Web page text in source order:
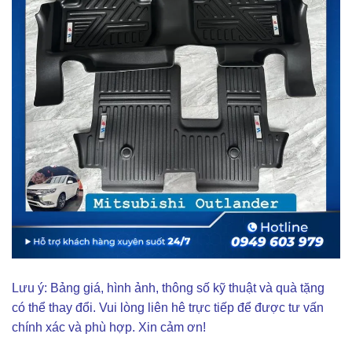
Lưu ý: Bảng giá, hình ảnh, thông số kỹ thuật và quà tặng
có thể thay đổi. Vui lòng liên hê trực tiếp để được tư vấn
chính xác và phù hợp. Xin cảm ơn!